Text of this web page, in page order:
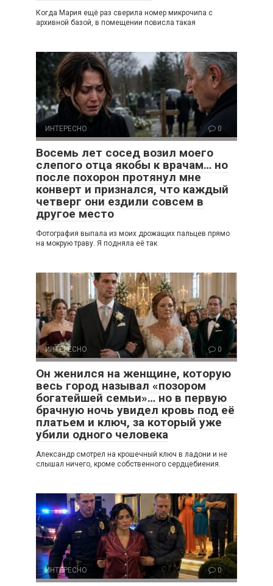
Когда Мария ещё раз сверила номер микрочипа с
архивной базой, в помещении повисла такая
ИНТЕРЕСНО 0
Восемь лет сосед возил моего
слепого отца якобы к врачам… но
после похорон протянул мне
конверт и признался, что каждый
четверг они ездили совсем в
другое место
Фотография выпала из моих дрожащих пальцев прямо
на мокрую траву. Я подняла её так
ИНТЕРЕСНО 0
Он женился на женщине, которую
весь город называл «позором
богатейшей семьи»… но в первую
брачную ночь увидел кровь под её
платьем и ключ, за который уже
убили одного человека
Александр смотрел на крошечный ключ в ладони и не
слышал ничего, кроме собственного сердцебиения.
ИНТЕРЕСНО 0